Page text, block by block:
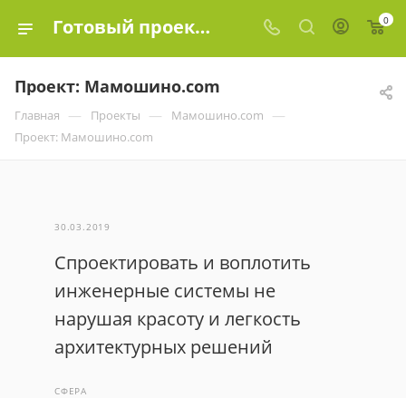
Готовый проект: Проект: Мамошино.com 0
Проект: Мамошино.com
Главная — Проекты — Мамошино.com —
Проект: Мамошино.com
30.03.2019
Спроектировать и воплотить
инженерные системы не
нарушая красоту и легкость
архитектурных решений
СФЕРА